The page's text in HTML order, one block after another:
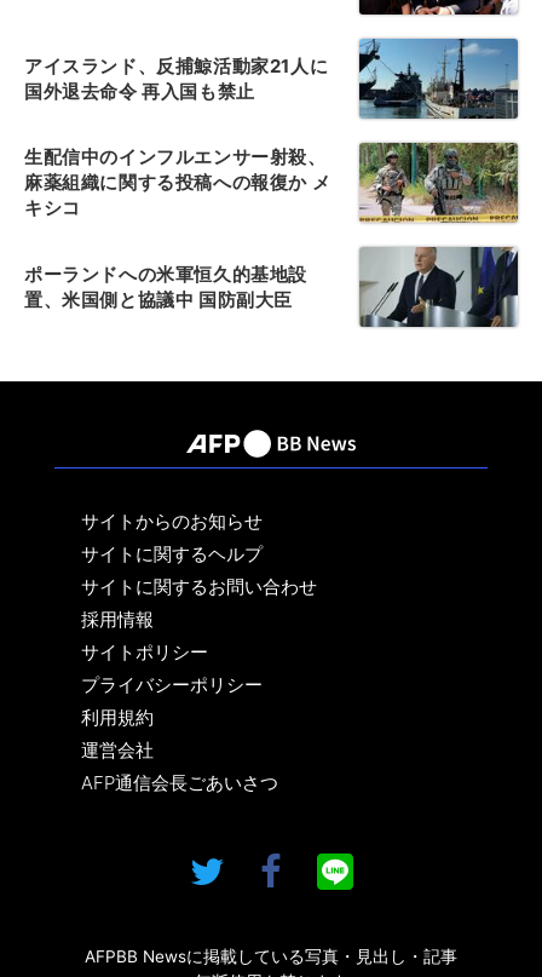
アイスランド、反捕鯨活動家21人に
国外退去命令 再入国も禁止
生配信中のインフルエンサー射殺、
麻薬組織に関する投稿への報復か メ
キシコ
ポーランドへの米軍恒久的基地設
置、米国側と協議中 国防副大臣
サイトからのお知らせ
サイトに関するヘルプ
サイトに関するお問い合わせ
採用情報
サイトポリシー
プライバシーポリシー
利用規約
運営会社
AFP通信会長ごあいさつ
AFPBB Newsに掲載している写真・見出し・記事